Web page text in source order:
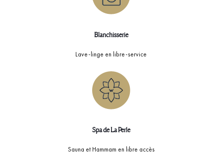
Blanchisserie
Lave-linge en libre-service
Spa de La Perle
Sauna et Hammam en libre accès